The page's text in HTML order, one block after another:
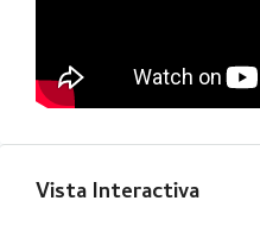
Vista Interactiva